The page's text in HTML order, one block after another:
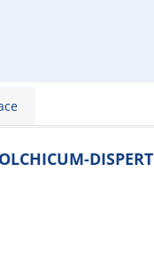
DISPERT